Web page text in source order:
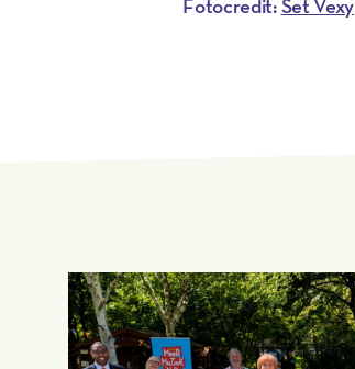
Fotocredit:Set Vexy